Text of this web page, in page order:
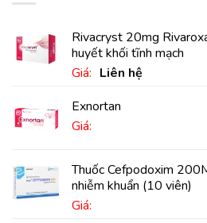
Rivacryst 20mg
huyết khối tĩnh mạch
Giá: Liên hệ
Exnortan
Giá:
Thuốc Cefpodoxim
nhiễm khuẩn (10 viên)
Giá: